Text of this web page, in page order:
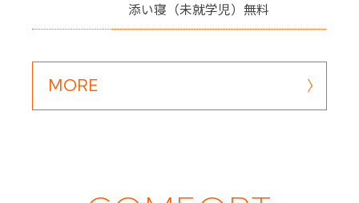
添い寝（未就学児）無料
MORE